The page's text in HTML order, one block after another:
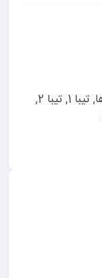
تمامی پراید ها, تیبا 1, تیبا 2,